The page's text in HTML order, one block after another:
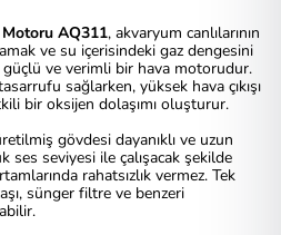
Motoru AQ311, akvaryum canlılarının
ve su içerisindeki gaz dengesini
ve verimli bir hava motorudur.
sağlarken, yüksek hava çıkışı
bir oksijen dolaşımı oluşturur.
gövdesi dayanıklı ve uzun
ses seviyesi ile çalışacak şekilde
rahatsızlık vermez. Tek
sünger filtre ve benzeri